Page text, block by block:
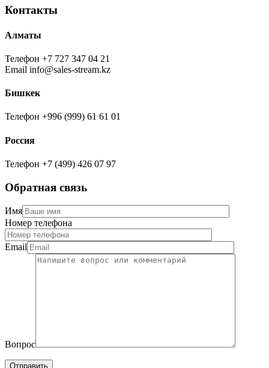
Контакты
Алматы
Телефон +7 727 347 04 21
Email info@sales-stream.kz
Бишкек
Телефон +996 (999) 61 61 01
Россия
Телефон +7 (499) 426 07 97
Обратная связь
Имя
Номер телефона
Email
Вопрос